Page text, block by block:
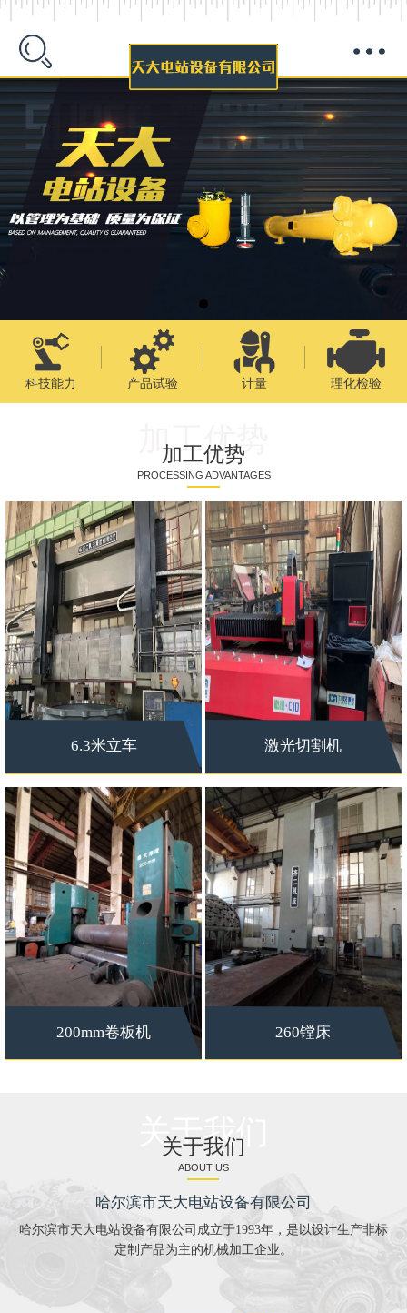
科技能力 产品试验 计量 理化检验
加工优势
加工优势
PROCESSING ADVANTAGES
6.3米立车 激光切割机
200mm卷板机 260镗床
关于我们
关于我们
ABOUT US
哈尔滨市天大电站设备有限公司
哈尔滨市天大电站设备有限公司成立于1993年，是以设计生产非标
定制产品为主的机械加工企业。